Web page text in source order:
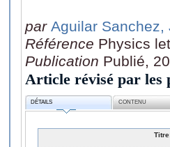
par Aguilar Sanchez,
Référence Physics
Publication Publié,
Article révisé par les
DÉTAILS CONTENU